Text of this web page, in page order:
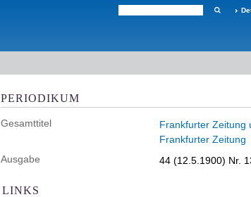
PERIODIKUM
Gesamttitel
Frankfurter Zeitung
Frankfurter Zeitung
Ausgabe
44 (12.5.1900) Nr.
LINKS